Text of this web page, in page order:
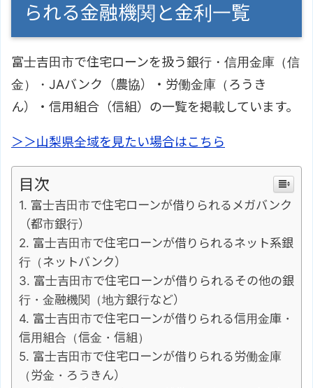
られる金融機関と金利一覧
富士吉田市で住宅ローンを扱う銀行・信用金庫（信
金）・JAバンク（農協）・労働金庫（ろうき
ん）・信用組合（信組）の一覧を掲載しています。
＞＞山梨県全域を見たい場合はこちら
目次
富士吉田市で住宅ローンが借りられるメガバンク
（都市銀行）
富士吉田市で住宅ローンが借りられるネット系銀
行（ネットバンク）
富士吉田市で住宅ローンが借りられるその他の銀
行・金融機関（地方銀行など）
富士吉田市で住宅ローンが借りられる信用金庫・
信用組合（信金・信組）
富士吉田市で住宅ローンが借りられる労働金庫
（労金・ろうきん）